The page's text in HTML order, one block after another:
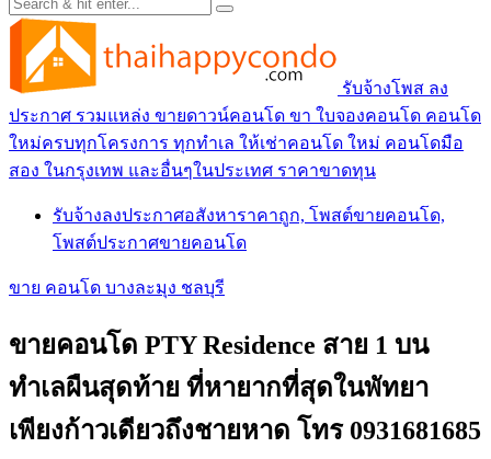
รับจ้างโพส ลง
ประกาศ รวมแหล่ง ขายดาวน์คอนโด ขา ใบจองคอนโด คอนโด
ใหม่ครบทุกโครงการ ทุกทำเล ให้เช่าคอนโด ใหม่ คอนโดมือ
สอง ในกรุงเทพ และอื่นๆในประเทศ ราคาขาดทุน
รับจ้างลงประกาศอสังหาราคาถูก, โพสต์ขายคอนโด,
โพสต์ประกาศขายคอนโด
ขาย คอนโด บางละมุง ชลบุรี
ขายคอนโด PTY Residence สาย 1 บน
ทำเลผืนสุดท้าย ที่หายากที่สุดในพัทยา
เพียงก้าวเดียวถึงชายหาด โทร 0931681685